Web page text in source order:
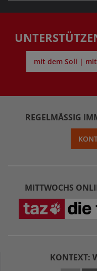
mit dem Soli |
REGELMÄSSIG
MITTWOCHS
KONTEXT: